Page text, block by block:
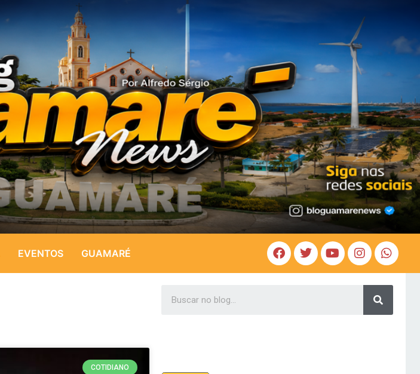
EVENTOS GUAMARÉ
COTIDIANO